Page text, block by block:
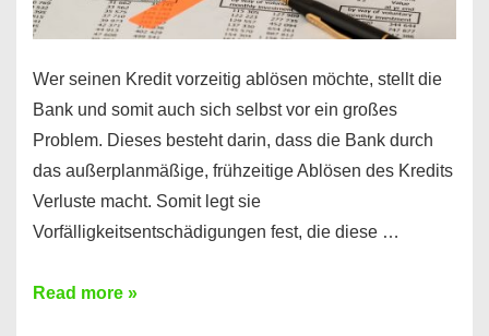
Wer seinen Kredit vorzeitig ablösen möchte, stellt die
Bank und somit auch sich selbst vor ein großes
Problem. Dieses besteht darin, dass die Bank durch
das außerplanmäßige, frühzeitige Ablösen des Kredits
Verluste macht. Somit legt sie
Vorfälligkeitsentschädigungen fest, die diese …
Kredit
Read more »